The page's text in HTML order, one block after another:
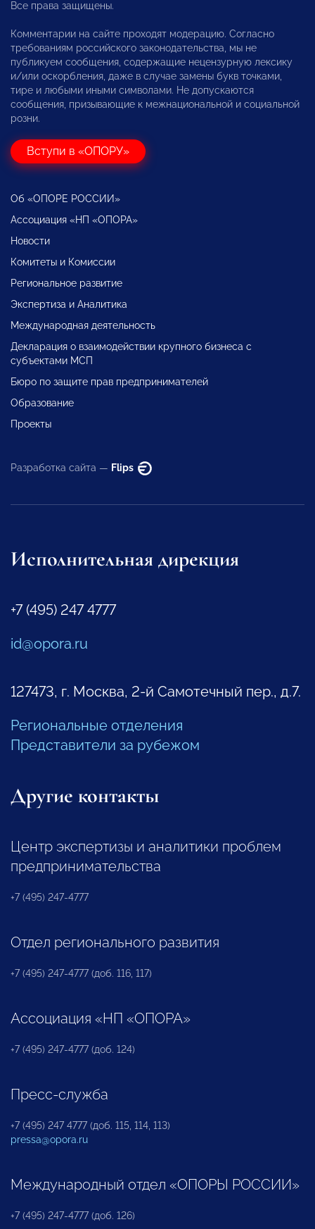
Все права защищены.
Комментарии на сайте проходят модерацию. Согласно
требованиям российского законодательства, мы не
публикуем сообщения, содержащие нецензурную лексику
и/или оскорбления, даже в случае замены букв точками,
тире и любыми иными символами. Не допускаются
сообщения, призывающие к межнациональной и социальной
розни.
Вступи в «ОПОРУ»
Об «ОПОРЕ РОССИИ»
Ассоциация «НП «ОПОРА»
Новости
Комитеты и Комиссии
Региональное развитие
Экспертиза и Аналитика
Международная деятельность
Декларация о взаимодействии крупного бизнеса с
субъектами МСП
Бюро по защите прав предпринимателей
Образование
Проекты
Разработка сайта — Flips
Исполнительная дирекция
+7 (495) 247 4777
id@opora.ru
127473, г. Москва, 2-й Самотечный пер., д.7.
Региональные отделения
Представители за рубежом
Другие контакты
Центр экспертизы и аналитики проблем
предпринимательства
+7 (495) 247-4777
Отдел регионального развития
+7 (495) 247-4777 (доб. 116, 117)
Ассоциация «НП «ОПОРА»
+7 (495) 247-4777 (доб. 124)
Пресс-служба
+7 (495) 247 4777 (доб. 115, 114, 113)
pressa@opora.ru
Международный отдел «ОПОРЫ РОССИИ»
+7 (495) 247-4777 (доб. 126)